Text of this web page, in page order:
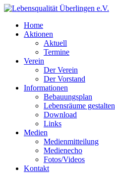
Home
Aktionen
Aktuell
Termine
Verein
Der Verein
Der Vorstand
Informationen
Bebauungsplan
Lebensräume gestalten
Download
Links
Medien
Medienmitteilung
Medienecho
Fotos/Videos
Kontakt